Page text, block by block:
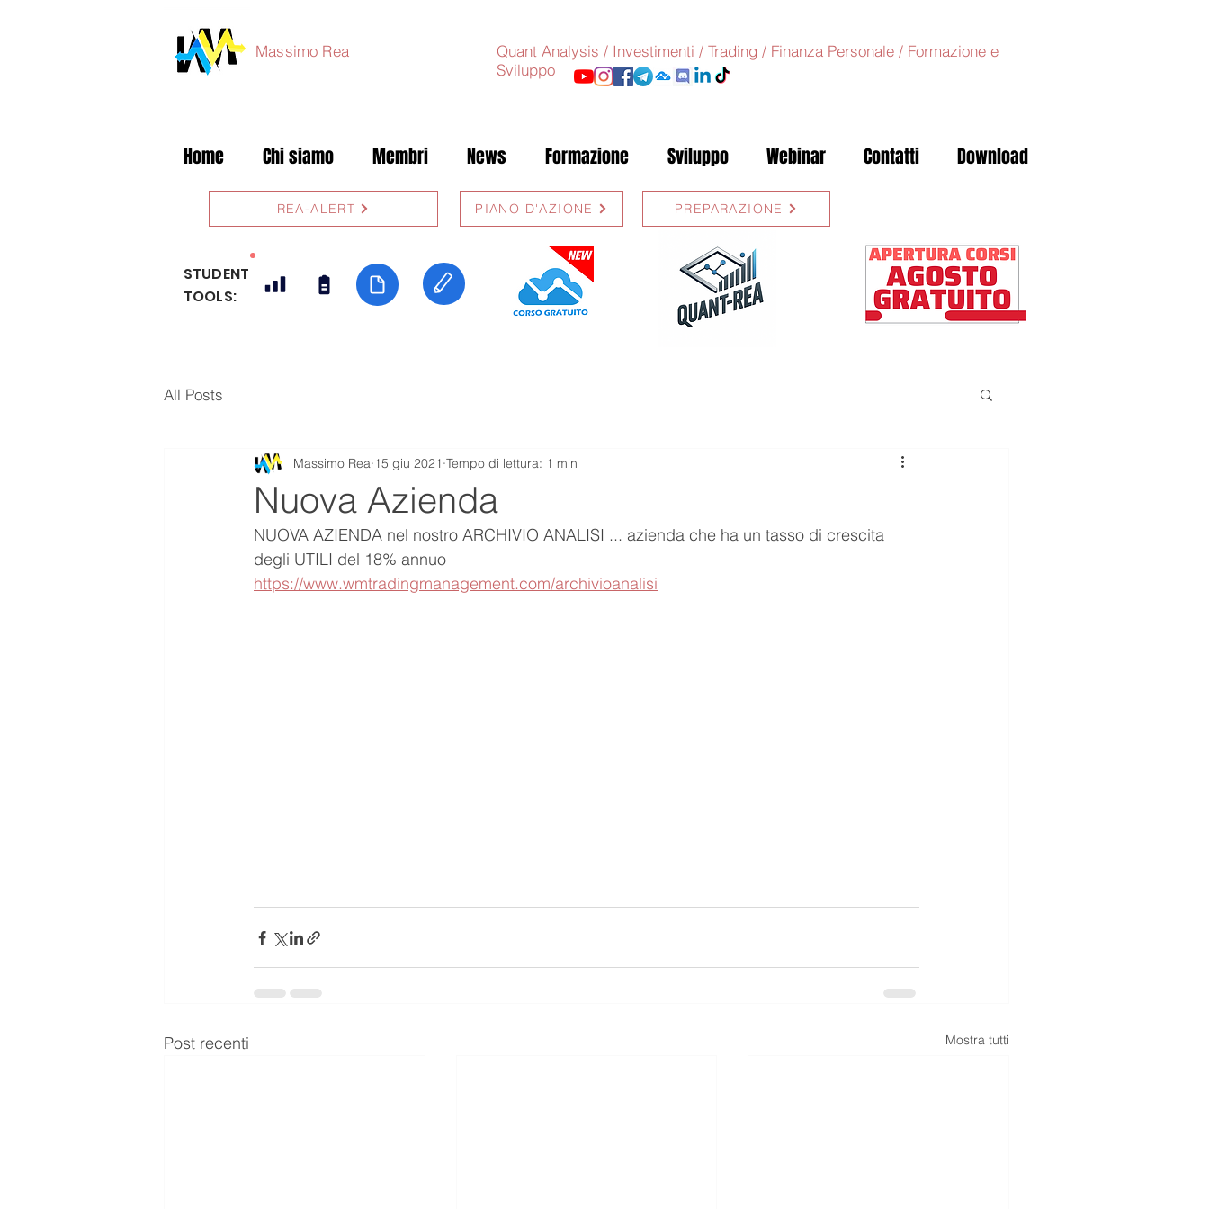
Massimo Rea
Quant Analysis / Investimenti / Trading / Finanza Personale / Formazione e
Sviluppo
Home Chi siamo Membri News Formazione Sviluppo Webinar Contatti Download
REA-ALERT PIANO D'AZIONE
STUDENT
TOOLS:
PREPARAZIONE
All Posts
Nuova Azienda
Massimo Rea 15 giu 2021 Tempo di lettura: 1 min
NUOVA AZIENDA nel nostro ARCHIVIO ANALISI ... azienda che ha un tasso di crescita
degli UTILI del 18% annuo
https://www.wmtradingmanagement.com/archivioanalisi
Post recenti Mostra tutti